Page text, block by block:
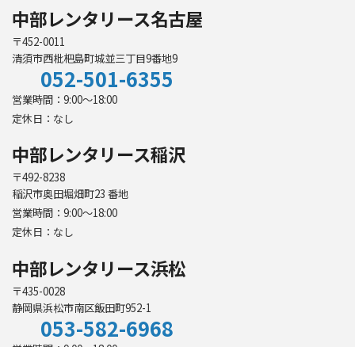
中部レンタリース名古屋
〒452-0011
清須市西枇杷島町城並三丁目9番地9
052-501-6355
営業時間：9:00～18:00
定休日：なし
中部レンタリース稲沢
〒492-8238
稲沢市奥田堀畑町23 番地
営業時間：9:00～18:00
定休日：なし
中部レンタリース浜松
〒435-0028
静岡県浜松市南区飯田町952-1
053-582-6968